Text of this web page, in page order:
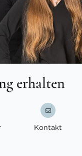
erhalten
Kontakt